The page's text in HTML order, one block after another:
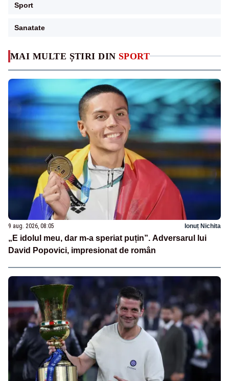
MAI MULTE ȘTIRI DIN SPORT
9 aug. 2026, 08:05 Ionuț Nichita
„E idolul meu, dar m-a speriat puțin”. Adversarul lui
David Popovici, impresionat de român
Sport
Sanatate